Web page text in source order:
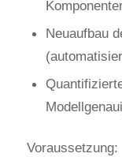
Neuaufbau
Voraussetzung: